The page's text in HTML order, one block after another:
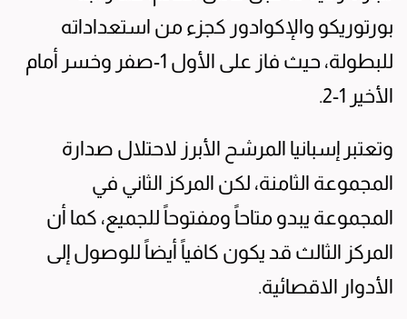
بورتوريكو والإكوادور كجزء من استعداداته
للبطولة، حيث فاز على الأول 1-صفر وخسر أمام
الأخير 1-2.
وتعتبر إسبانيا المرشح الأبرز لاحتلال صدارة
المجموعة الثامنة، لكن المركز الثاني في
المجموعة يبدو متاحاً ومفتوحاً للجميع، كما أن
المركز الثالث قد يكون كافياً أيضاً للوصول إلى
الأدوار الاقصائية.